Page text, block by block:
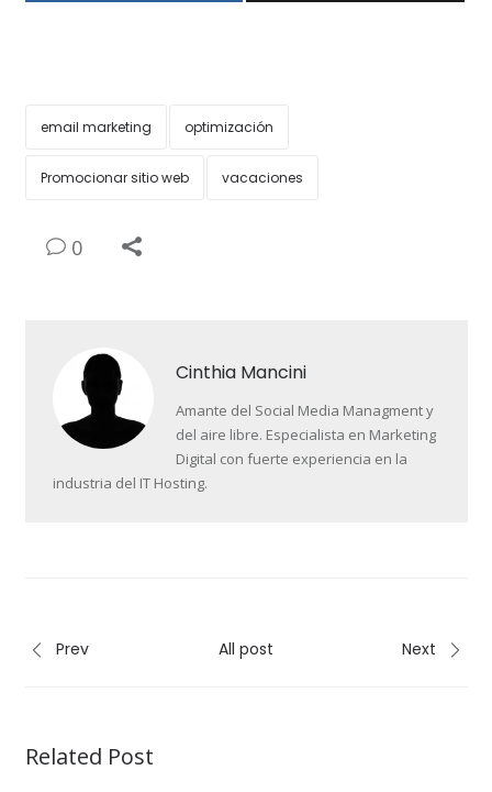
email marketing optimización
Promocionar sitio web vacaciones
0
Cinthia Mancini
Amante del Social Media Managment y
del aire libre. Especialista en Marketing
Digital con fuerte experiencia en la
industria del IT Hosting.
Prev All post Next
Related Post